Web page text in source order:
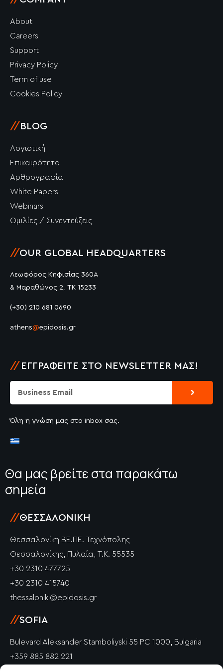
About
Careers
Support
Privacy Policy
Term of use
Cookies Policy
//BLOG
Λογιστική
Επικαιρότητα
Αρθρογραφία
White Papers
Webinars
Ομιλίες / Συνεντεύξεις
//OUR GLOBAL HEADQUARTERS
Λεωφόρος Κηφισίας 360Α
& Μαραθώνος 2, ΤΚ 15233
(+30) 210 681 0690
athens@epidosis.gr
// ΕΓΓΡΑΦΕΊΤΕ ΣΤΟ NEWSLETTER ΜΑΣ!
Submit
Όλη η γνώση μας στο inbox σας.
Θα μας βρείτε στα παρακάτω
σημεία
//ΘΕΣΣΑΛΟΝΊΚΗ
Θεσσαλονίκη ΒΕ.ΠΕ. Τεχνόπολης
Θεσσαλονίκης, Πυλαία, Τ.Κ. 55535
+30 2310 477725
+30 2310 415740
thessaloniki@epidosis.gr
//SOFIA
Bulevard Aleksander Stamboliyski 55 PC 1000, Bulgaria
+359 885 882 221